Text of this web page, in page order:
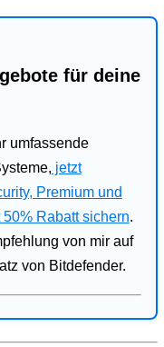
für deine
umfassende
jetzt
Premium und
Rabatt sichern.
von mir auf
von Bitdefender.